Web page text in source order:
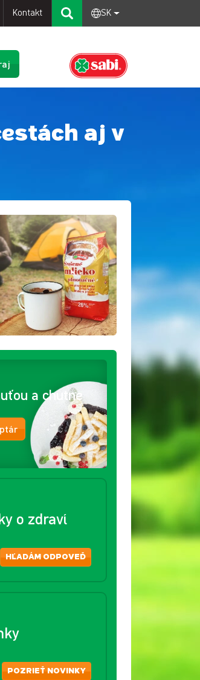
Kontakt SK
aj v
a chutne
o zdraví
HĽADÁM ODPOVEĎ
POZRIEŤ NOVINKY